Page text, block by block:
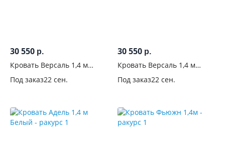
30 550 р.
Кровать Версаль 1,4 м
Под заказ22 сен.
30 550 р.
Кровать Версаль 1,4 м
Под заказ22 сен.
Материал
изголовья
С